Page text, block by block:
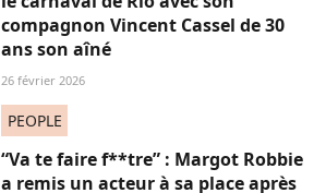
compagnon Vincent Cassel de 30
ans son aîné
26 février 2026
PEOPLE
“Va te faire f**tre” : Margot Robbie
a remis un acteur à sa place après